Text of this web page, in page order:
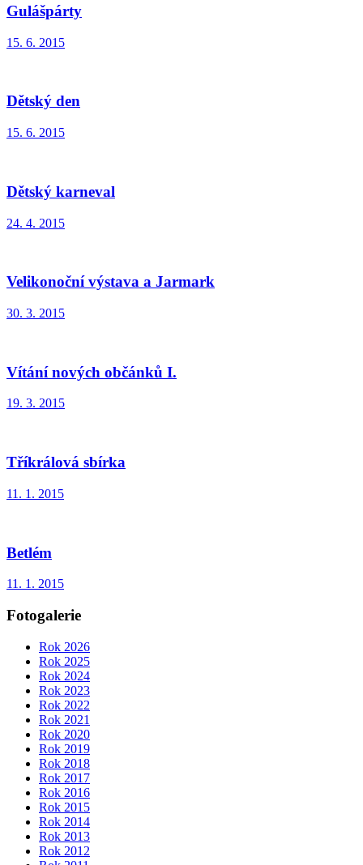
Gulášpárty
15. 6. 2015
Dětský den
15. 6. 2015
Dětský karneval
24. 4. 2015
Velikonoční výstava a Jarmark
30. 3. 2015
Vítání nových občánků I.
19. 3. 2015
Tříkrálová sbírka
11. 1. 2015
Betlém
11. 1. 2015
Fotogalerie
Rok 2026
Rok 2025
Rok 2024
Rok 2023
Rok 2022
Rok 2021
Rok 2020
Rok 2019
Rok 2018
Rok 2017
Rok 2016
Rok 2015
Rok 2014
Rok 2013
Rok 2012